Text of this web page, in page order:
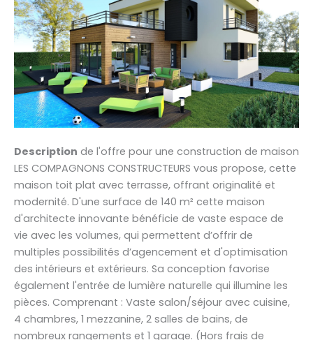
Description de l'offre pour une construction de maison
LES COMPAGNONS CONSTRUCTEURS vous propose, cette
maison toit plat avec terrasse, offrant originalité et
modernité. D'une surface de 140 m² cette maison
d'architecte innovante bénéficie de vaste espace de
vie avec les volumes, qui permettent d’offrir de
multiples possibilités d’agencement et d'optimisation
des intérieurs et extérieurs. Sa conception favorise
également l'entrée de lumière naturelle qui illumine les
pièces. Comprenant : Vaste salon/séjour avec cuisine,
4 chambres, 1 mezzanine, 2 salles de bains, de
nombreux rangements et 1 garage. (Hors frais de